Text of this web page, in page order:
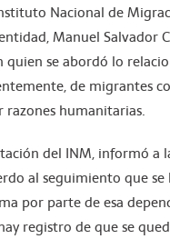
Nacional de
Manuel Salvador
quien se abordó lo
de migrantes
razones humanitarias.
del INM, informó a
al seguimiento que se
por parte de esa
registro de que se